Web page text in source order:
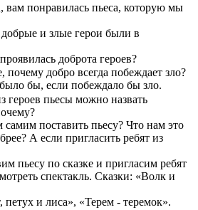
вам понравилась пьеса, которую мы
и злые герои были в
доброта героев?
почему добро всегда побеждает зло?
было бы, если побеждало бы зло.
героев пьесы можно назвать
самим поставить пьесу? Что нам это
А если пригласить ребят из
пьесу по сказке и пригласим ребят
спектакль. Сказки: «Волк и
петух и лиса», «Терем - теремок».